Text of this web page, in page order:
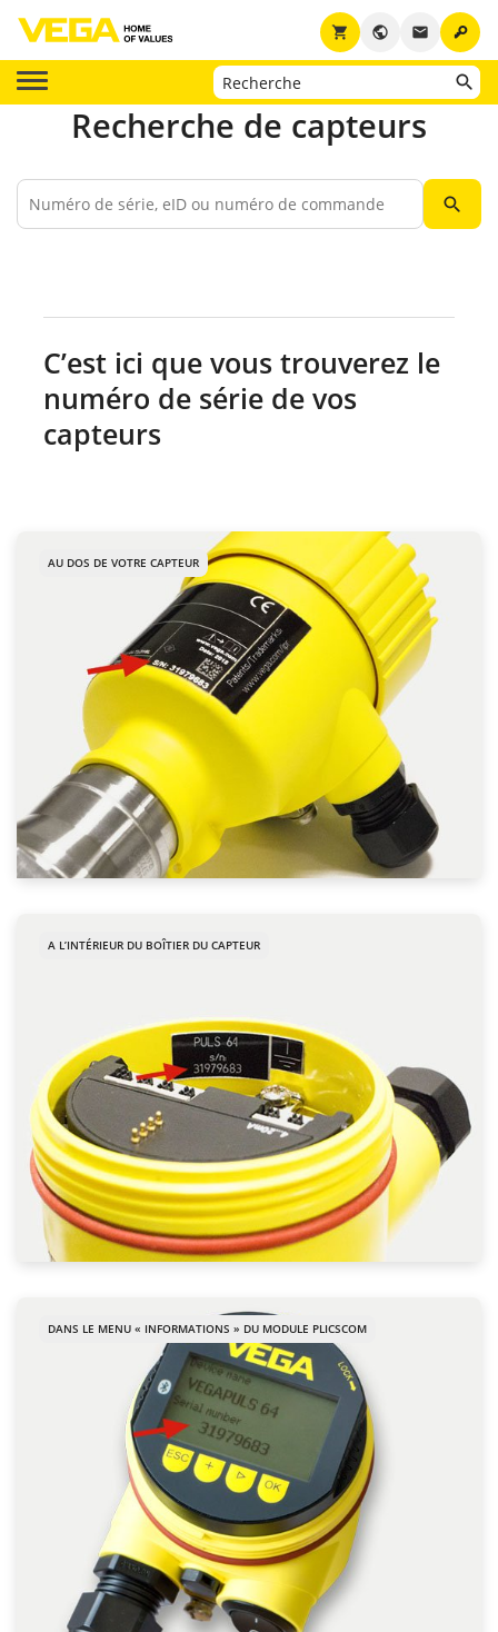
key
email
public
shopping_cart
Recherche de capteurs
search
C’est ici que vous trouverez le
numéro de série de vos
capteurs
AU DOS DE VOTRE CAPTEUR
A L’INTÉRIEUR DU BOÎTIER DU CAPTEUR
DANS LE MENU « INFORMATIONS » DU MODULE PLICSCOM